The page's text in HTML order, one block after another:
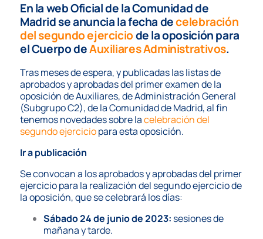
En la web Oficial de la Comunidad de
Madrid se anuncia la fecha decelebración
del segundo ejerciciode la oposición para
el Cuerpo deAuxiliares Administrativos.
Tras meses de espera, y publicadas las listas de
aprobados y aprobadas del primer examen de la
oposición de Auxiliares, de Administración General
(Subgrupo C2), de la Comunidad de Madrid, al fin
tenemos novedades sobre lacelebración del
segundo ejerciciopara esta oposición.
Ir a publicación
Se convocan a los aprobados y aprobadas del primer
ejercicio para la realización del segundo ejercicio de
la oposición, que se celebrará los días:
Sábado 24 de junio de 2023: sesiones de
mañana y tarde.